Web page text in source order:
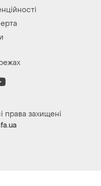
права захищені